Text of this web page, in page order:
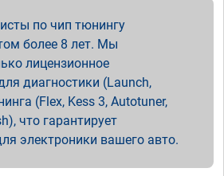
по чип тюнингу
более 8 лет. Мы
лицензионное
диагностики (Launch,
(Flex, Kess 3, Autotuner,
что гарантирует
электроники вашего авто.